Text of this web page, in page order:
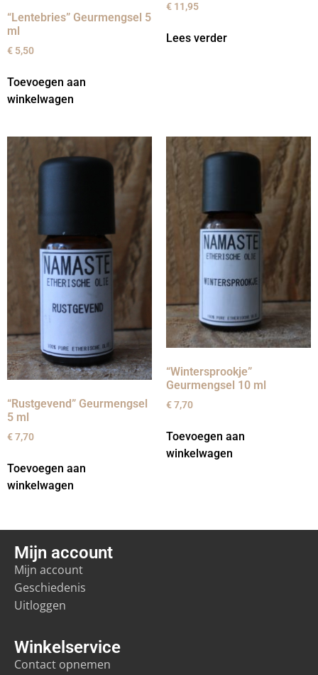
“Lentebries” Geurmengsel 5
ml
€ 5,50
Toevoegen aan
winkelwagen
€ 11,95
Lees verder
“Rustgevend” Geurmengsel
5 ml
€7,70
Toevoegen aan
winkelwagen
“Wintersprookje”
Geurmengsel 10 ml
€7,70
Toevoegen aan
winkelwagen
Winkelservice
Contact opnemen
Mijn account
Mijn account
Geschiedenis
Uitloggen